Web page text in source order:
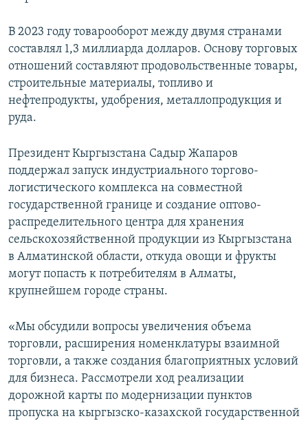
В 2023 году товарооборот между двумя странами
составлял 1,3 миллиарда долларов. Основу торговых
отношений составляют продовольственные товары,
строительные материалы, топливо и
нефтепродукты, удобрения, металлопродукция и
руда.
Президент Кыргызстана Садыр Жапаров
поддержал запуск индустриального торгово-
логистического комплекса на совместной
государственной границе и создание оптово-
распределительного центра для хранения
сельскохозяйственной продукции из Кыргызстана
в Алматинской области, откуда овощи и фрукты
могут попасть к потребителям в Алматы,
крупнейшем городе страны.
«Мы обсудили вопросы увеличения объема
торговли, расширения номенклатуры взаимной
торговли, а также создания благоприятных условий
для бизнеса. Рассмотрели ход реализации
дорожной карты по модернизации пунктов
пропуска на кыргызско-казахской государственной